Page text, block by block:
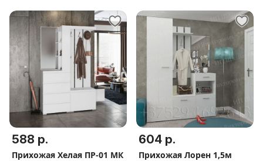
588 р.
Прихожая Хелая ПР-01 МК
604 р.
Прихожая Лорен 1,5м